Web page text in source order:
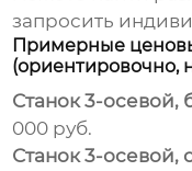
запросить
Примерные
(ориентировочно,
Станок 3-осевой,
000 руб.
Станок 3-осевой,